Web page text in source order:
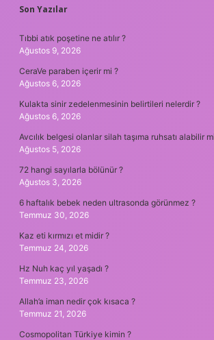
SIDEBAR
Son Yazılar
Tıbbi atık poşetine ne atılır ?
Ağustos 9, 2026
CeraVe paraben içerir mi ?
Ağustos 6, 2026
Kulakta sinir zedelenmesinin belirtileri nelerdir ?
Ağustos 6, 2026
Avcılık belgesi olanlar silah taşıma ruhsatı alabilir
Ağustos 5, 2026
72 hangi sayılarla bölünür ?
Ağustos 3, 2026
6 haftalık bebek neden ultrasonda görünmez ?
Temmuz 30, 2026
Kaz eti kırmızı et midir ?
Temmuz 24, 2026
Hz Nuh kaç yıl yaşadı ?
Temmuz 23, 2026
Allah’a iman nedir çok kısaca ?
Temmuz 21, 2026
Cosmopolitan Türkiye kimin ?